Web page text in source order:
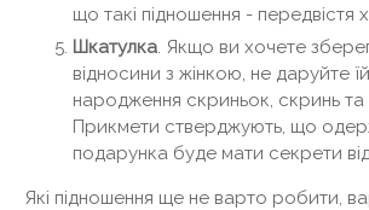
що такі підношення - передвістя
Шкатулка. Якщо ви хочете
відносини з жінкою, не даруйте
народження скриньок, скринь та
Прикмети стверджують, що
подарунка буде мати секрети
Які підношення ще не варто робити,